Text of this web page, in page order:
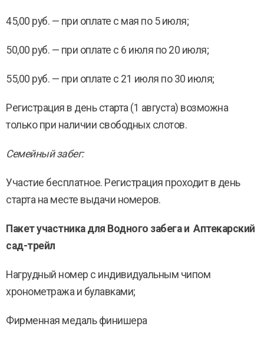
45,00 руб. — при оплате с мая по 5 июля;
50,00 руб. — при оплате с 6 июля по 20 июля;
55,00 руб. — при оплате с 21 июля по 30 июля;
Регистрация в день старта (1 августа) возможна
только при наличии свободных слотов.
Семейный забег:
Участие бесплатное. Регистрация проходит в день
старта на месте выдачи номеров.
Пакет участника для Водного забега и Аптекарский
сад-трейл
Нагрудный номер с индивидуальным чипом
хронометража и булавками;
Фирменная медаль финишера